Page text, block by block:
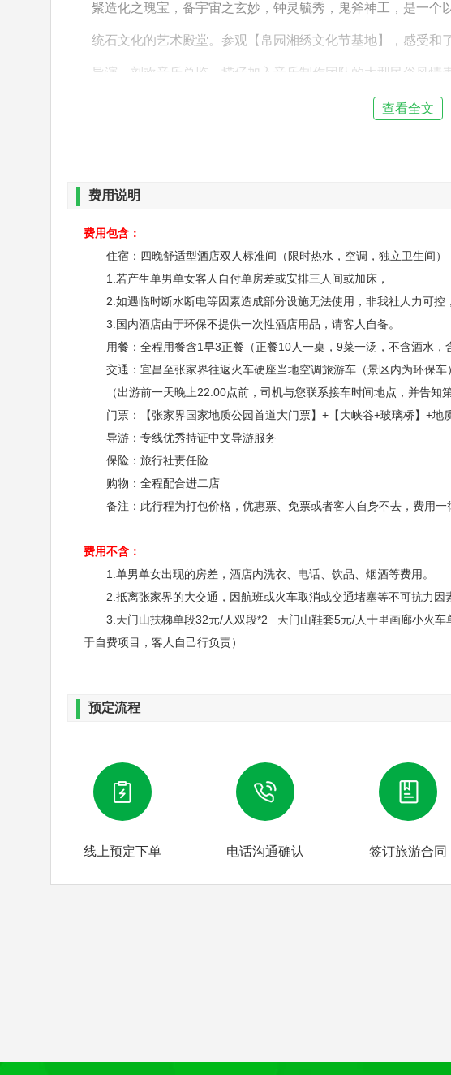
聚造化之瑰宝，备宇宙之玄妙，钟灵毓秀，鬼斧神工，是一个
统石文化的艺术殿堂。参观【帛园湘绣文化节基地】，感受和
导演，刘欢音乐总监，捞仔加入音乐制作团队的大型民俗风
《星光大道》合作伙伴、央视春晚《追爱》节目原型——魅力
第三天
早餐后乘环保车再次赴森林公园，游览【十里画廊】（步行
水绕四门，欣赏世界醉美的有天然氧吧之称的【金鞭溪】杉林
溪行，胜似画中游，主要景点有：张良墓，万岁牌，骆驼峰，
白侗瑶五大少数民族特色【七彩湘西博览馆】（赠送参观）
第四天 ：玻璃桥 餐：自理 住
酒店出发，下午：零距离体验【玻璃桥，门票已含】号称世
米、宽6米，桥面距谷底约300米，可站800人。桥面全部采用
查看全文
费用说明
费用包含：
住宿：四晚舒适型酒店双人标准间（限时热水，空调，独立卫生间）
1.若产生单男单女客人自付单房差或安排三人间或加床，
2.如遇临时断水断电等因素造成部分设施无法使用，非我社人力可控
3.国内酒店由于环保不提供一次性酒店用品，请客人自备。
用餐：全程用餐含1早3正餐（正餐10人一桌，9菜一汤，不含酒水，
交通：宜昌至张家界往返火车硬座当地空调旅游车（景区内为环保车）
（出游前一天晚上22:00点前，司机与您联系接车时间地点，并告知第
门票：【张家界国家地质公园首道大门票】+【大峡谷+玻璃桥】+地
导游：专线优秀持证中文导游服务
保险：旅行社责任险
购物：全程配合进二店
备注：此行程为打包价格，优惠票、免票或者客人自身不去，费用一
费用不含：
1.单男单女出现的房差，酒店内洗衣、电话、饮品、烟酒等费用。
2.抵离张家界的大交通，因航班或火车取消或交通堵塞等不可抗力因
3.天门山扶梯单段32元/人双段*2 天门山鞋套5元/人十里画廊小火车
于自费项目，客人自己行负责）
预定流程
线上预定下单 电话沟通确认 签订旅游合同